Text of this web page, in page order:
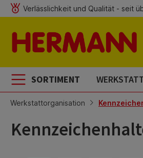
Hauptinhalt springen
Zur Suche springen
Zur Hauptnavigation springen
Verlässlichkeit und Qualität - seit
SORTIMENT
Werkstattorganisation